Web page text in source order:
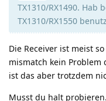
TX1310/RX1490. Hab
TX1310/RX1550
Die Receiver ist meist
mismatch kein
ist das aber trotzdem
Musst du halt